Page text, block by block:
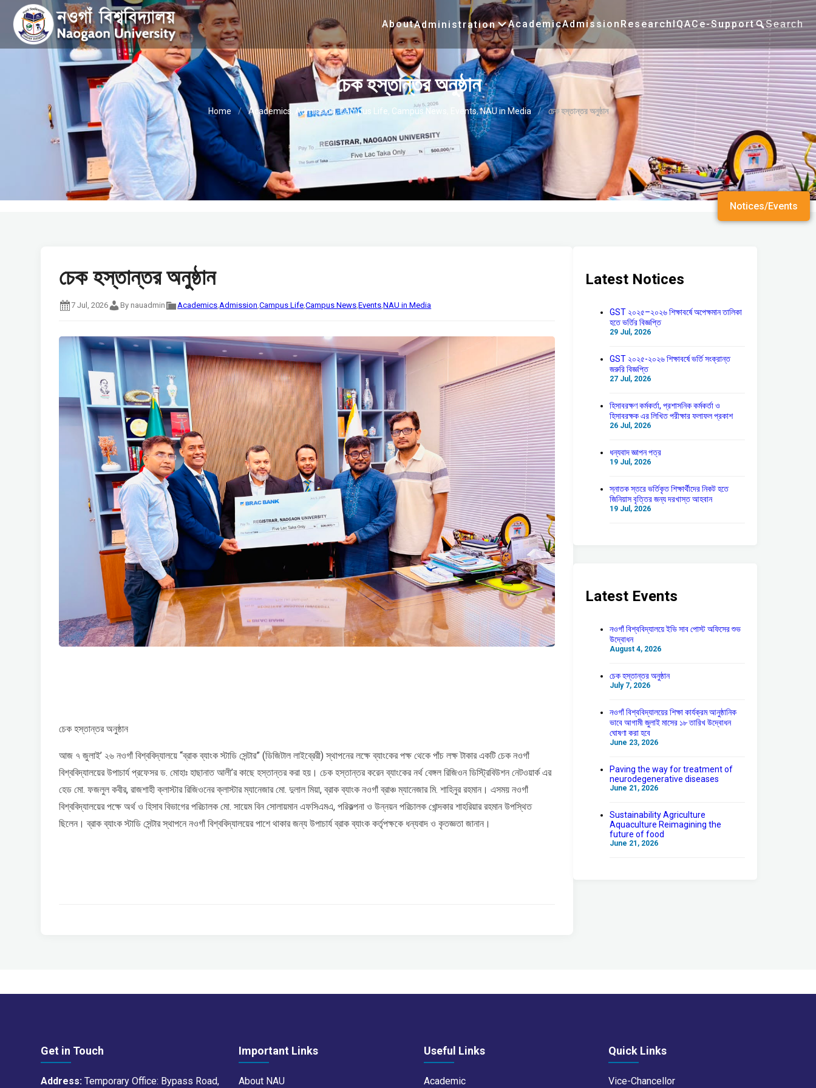
AboutAdministration AcademicAdmission ResearchIQACe-Support Search
চেক হস্তান্তর অনুষ্ঠান
Home / Academics Admission,Campus Life, Campus News Events,NAU in Media / চেক হস্তান্তর অনুষ্ঠান
Notices/Events
চেক হস্তান্তর অনুষ্ঠান
7 Jul, 2026 By nauadmin Academics,Admission,Campus Life,Campus News,Events,NAU in Media
চেক হস্তান্তর অনুষ্ঠান
আজ ৭ জুলাই’ ২৬ নওগাঁ বিশ্ববিদ্যালয়ে “ব্রাক ব্যাংক স্টাডি সেন্টার” (ডিজিটাল লাইব্রেরী) স্থাপনের লক্ষে ব্যাংকের পক্ষ থেকে পাঁচ লক্ষ টাকার একটি চেক নওগাঁ
বিশ্ববিদ্যালয়ের উপাচার্য প্রফেসর ড. মোহাঃ হাছানাত আলী’র কাছে হস্তান্তর করা হয়। চেক হস্তান্তর করেন ব্যাংকের নর্থ বেঙ্গল রিজিওন ডিস্ট্রিবিউশন নেটওয়ার্ক এর
হেড মো. ফজলুল কবীর, রাজশাহী ক্লাস্টার রিজিওনের ক্লাস্টার ম্যানেজার মো. দুলাল মিয়া, ব্রাক ব্যাংক নওগাঁ ব্রাঞ্চ ম্যানেজার মি. শাহিনুর রহমান। এসময় নওগাঁ
বিশ্ববিদ্যালয়ের পক্ষে অর্থ ও হিসাব বিভাগের পরিচালক মো. সায়েম বিন সোলায়মান এফসিএমএ, পরিকল্পনা ও উন্নয়ন পরিচালক খোন্দকার শাহরিয়ার রহমান উপস্থিত
ছিলেন। ব্রাক ব্যাংক স্টাডি সেন্টার স্থাপনে নওগাঁ বিশ্ববিদ্যালয়ের পাশে থাকার জন্য উপাচার্য ব্রাক ব্যাংক কর্তৃপক্ষকে ধন্যবাদ ও কৃতজ্ঞতা জানান।
Latest Notices
GST ২০২৫–২০২৬ শিক্ষাবর্ষে অপেক্ষমান তালিকা
হতে ভর্তির বিজ্ঞপ্তি
29 Jul, 2026
GST ২০২৫-২০২৬ শিক্ষাবর্ষে ভর্তি সংক্রান্ত
জরুরি বিজ্ঞপ্তি
27 Jul, 2026
হিসাবরক্ষণ কর্মকর্তা, প্রশাসনিক কর্মকর্তা ও
হিসাবরক্ষক এর লিখিত পরীক্ষার ফলাফল প্রকাশ
26 Jul, 2026
ধন্যবাদ জ্ঞাপন পত্র
19 Jul, 2026
স্নাতক স্তরে ভর্তিকৃত শিক্ষার্থীদের নিকট হতে
জিনিয়াস বৃত্তির জন্য দরখাস্ত আহবান
19 Jul, 2026
Latest Events
নওগাঁ বিশ্ববিদ্যালয়ে ইভি সাব পোস্ট অফিসের শুভ
উদ্বোধন
August 4, 2026
চেক হস্তান্তর অনুষ্ঠান
July 7, 2026
নওগাঁ বিশ্ববিদ্যালয়ের শিক্ষা কার্যক্রম আনুষ্ঠানিক
ভাবে আগামী জুলাই মাসের ১৮ তারিখ উদ্বোধন
ঘোষণা করা হবে
June 23, 2026
Paving the way for treatment of
neurodegenerative diseases
June 21, 2026
Sustainability Agriculture
Aquaculture Reimagining the
future of food
June 21, 2026
Get in Touch
Address: Temporary Office: Bypass Road,
Important Links
About NAU
Useful Links
Academic
Quick Links
Vice-Chancellor